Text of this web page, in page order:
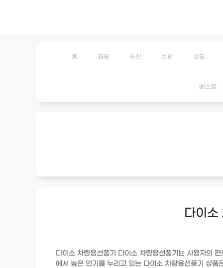
홈 자유 추천 순위 핫딜
베스트
다이
다이소 차량용선풍기 다이소 차량용선풍기는 사용자의
에서 높은 인기를 누리고 있는 다이소 차량용선풍기 상